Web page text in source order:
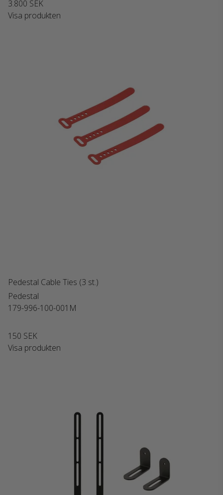
3.800 SEK
Visa produkten
Pedestal Cable Ties (3 st.)
Pedestal
179-996-100-001M
150 SEK
Visa produkten